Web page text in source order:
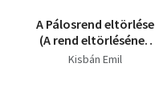
A Pálosrend eltörlése
(A rend eltörlésének
150-ik évfordulóján)
Kisbán Emil